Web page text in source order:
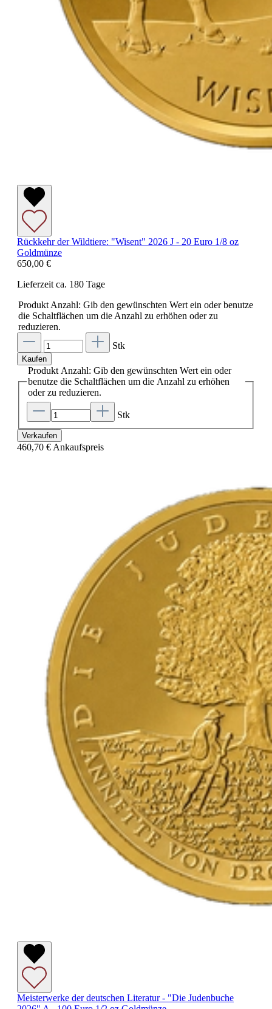
Rückkehr der Wildtiere: "Wisent" 2026 J - 20 Euro 1/8 oz
Goldmünze
650,00 €
Lieferzeit ca. 180 Tage
Produkt Anzahl: Gib den gewünschten Wert ein oder benutze
die Schaltflächen um die Anzahl zu erhöhen oder zu
reduzieren.
Stk
Kaufen
Produkt Anzahl: Gib den gewünschten Wert ein oder
benutze die Schaltflächen um die Anzahl zu erhöhen
oder zu reduzieren.
Stk
Verkaufen
460,70 € Ankaufspreis
Meisterwerke der deutschen Literatur - "Die Judenbuche